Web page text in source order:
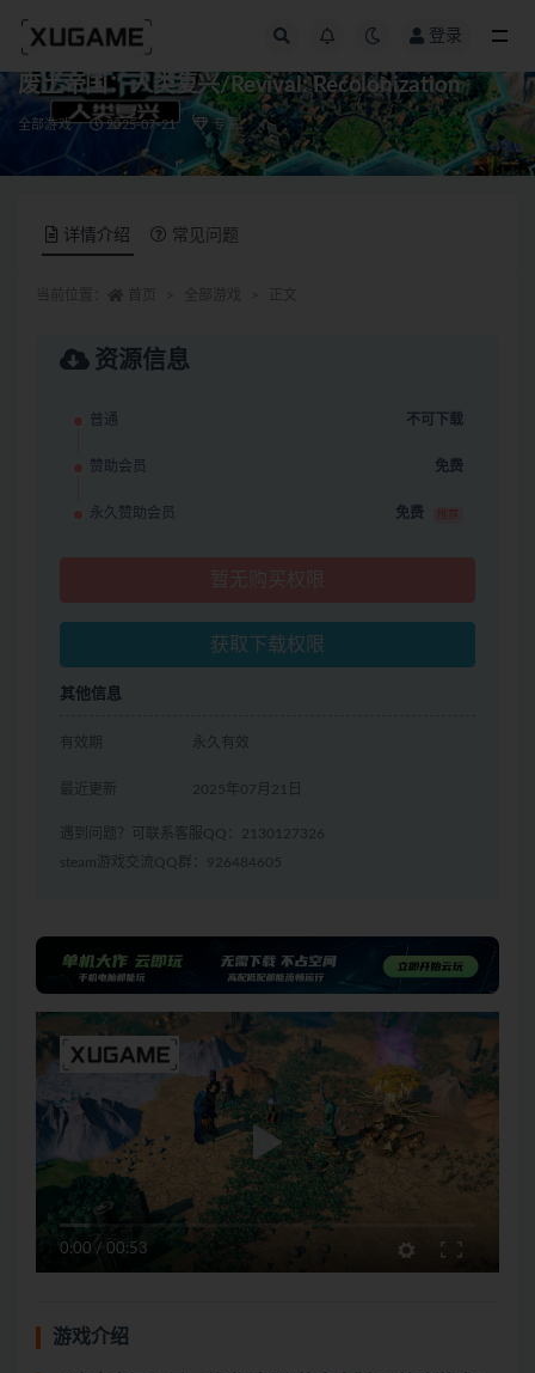
登录
废土帝国：人类复兴/Revival: Recolonization
全部游戏 2025-07-21 专属
详情介绍 常见问题
资源信息
普通 不可下载
赞助会员 免费
永久赞助会员 免费 推荐
获取下载权限
其他信息
有效期 永久有效
最近更新 2025年07月21日
遇到问题？可联系客服QQ：2130127326
steam游戏交流QQ群：926484605
0:00 / 00:53
游戏介绍